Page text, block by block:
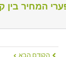
המחיר בין
הקודם הבא